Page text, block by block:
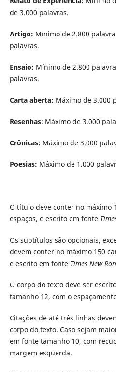
de 3.000 palavras.
Artigo: Mínimo de 2.800
palavras.
Ensaio: Mínimo de 2.800
palavras.
Carta aberta: Máximo de 3.000
Resenhas: Máximo de 3.000
Crônicas: Máximo de 3.000
Poesias: Máximo de 1.000
O título deve conter no máximo
espaços, e escrito em fonte
Os subtítulos são opcionais,
devem conter no máximo 150
e escrito em fonte Times New
O corpo do texto deve ser
tamanho 12, com o
Citações de até três linhas
corpo do texto. Caso sejam
em fonte tamanho 10, com
margem esquerda.